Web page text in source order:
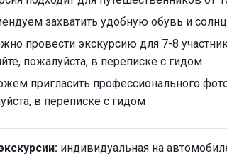
захватить удобную обувь и
провести экскурсию для 7-8
пожалуйста, в переписке с гидом
пригласить профессионального
в переписке с гидом
индивидуальная на